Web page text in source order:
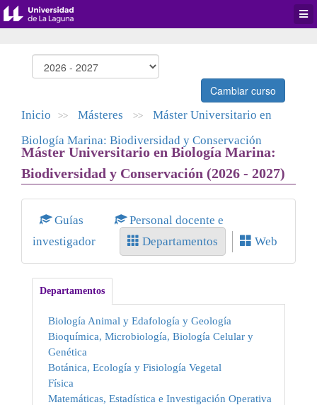
Cambiar curso
Inicio >> Másteres >>
Máster Universitario en
Biología Marina: Biodiversidad y Conservación
Máster Universitario en Biología Marina:
Biodiversidad y Conservación (2026 - 2027)
Guías
Personal docente e
investigador
Departamentos Web
Departamentos
Biología Animal y Edafología y Geología
Bioquímica, Microbiología, Biología Celular y
Genética
Botánica, Ecología y Fisiología Vegetal
Física
Matemáticas, Estadística e Investigación Operativa